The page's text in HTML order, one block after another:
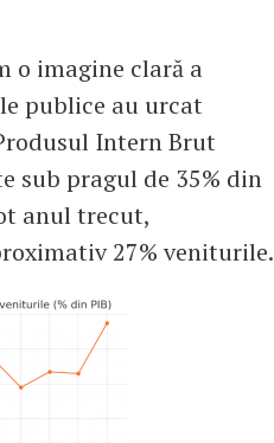
o imagine clară a
publice au urcat
Intern Brut
sub pragul de 35% din
anul trecut,
27% veniturile.